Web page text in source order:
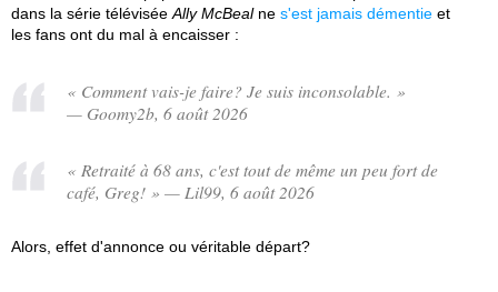
dans la série télévisée Ally McBealne s'est jamais démentie et
les fans ont du mal à encaisser :
« Comment vais-je faire? Je suis inconsolable. »
— Goomy2b, 6 août 2026
« Retraité à 68 ans, c'est tout de même un peu fort de
café, Greg! » — Lil99, 6 août 2026
Alors, effet d'annonce ou véritable départ?